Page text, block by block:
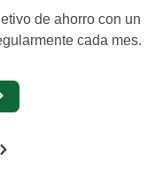
de ahorro con un
cada mes.